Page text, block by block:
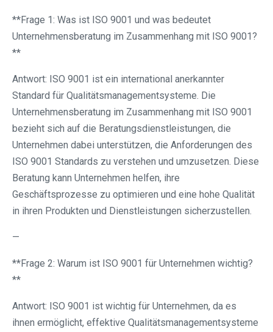
**Frage 1: Was ist ISO 9001 und was bedeutet
Unternehmensberatung im Zusammenhang mit ISO 9001?
**
Antwort: ISO 9001 ist ein international anerkannter
Standard für Qualitätsmanagementsysteme. Die
Unternehmensberatung im Zusammenhang mit ISO 9001
bezieht sich auf die Beratungsdienstleistungen, die
Unternehmen dabei unterstützen, die Anforderungen des
ISO 9001 Standards zu verstehen und umzusetzen. Diese
Beratung kann Unternehmen helfen, ihre
Geschäftsprozesse zu optimieren und eine hohe Qualität
in ihren Produkten und Dienstleistungen sicherzustellen.
—
**Frage 2: Warum ist ISO 9001 für Unternehmen wichtig?
**
Antwort: ISO 9001 ist wichtig für Unternehmen, da es
ihnen ermöglicht, effektive Qualitätsmanagementsysteme